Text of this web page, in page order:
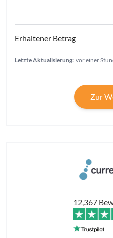
Letzte Aktualisierung: vor einer
Zur
12,367